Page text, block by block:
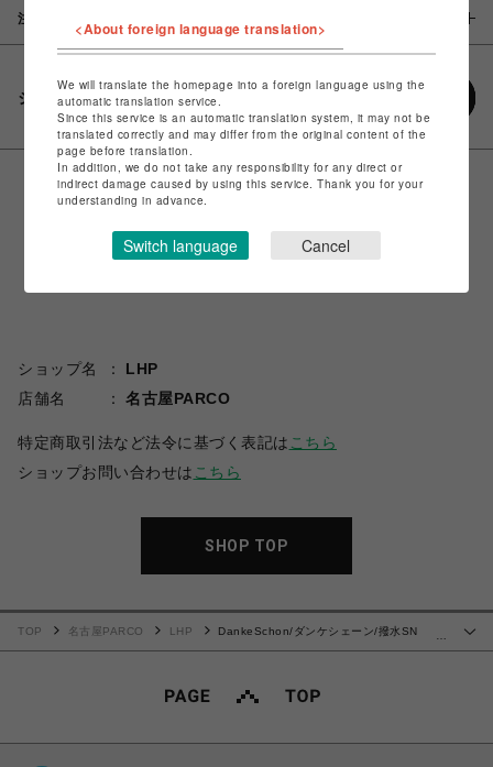
注意事項
シェアする
ショップ名
LHP
店舗名
名古屋PARCO
特定商取引法など法令に基づく表記は こちら
ショップお問い合わせは こちら
SHOP TOP
…
TOP 名古屋PARCO LHP
DankeSchon/ダンケシェーン/撥水SN
<About foreign language translation>
We will translate the homepage into a foreign language using the
automatic translation service.
Since this service is an automatic translation system, it may not be
translated correctly and may differ from the original content of the
page before translation.
In addition, we do not take any responsibility for any direct or
indirect damage caused by using this service. Thank you for your
understanding in advance.
Switch language Cancel